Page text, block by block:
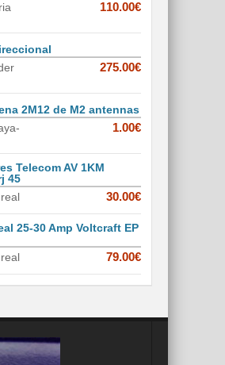
110.00€
275.00€
2M12 de M2 antennas
1.00€
Telecom AV 1KM
45
30.00€
25-30 Amp Voltcraft EP
79.00€